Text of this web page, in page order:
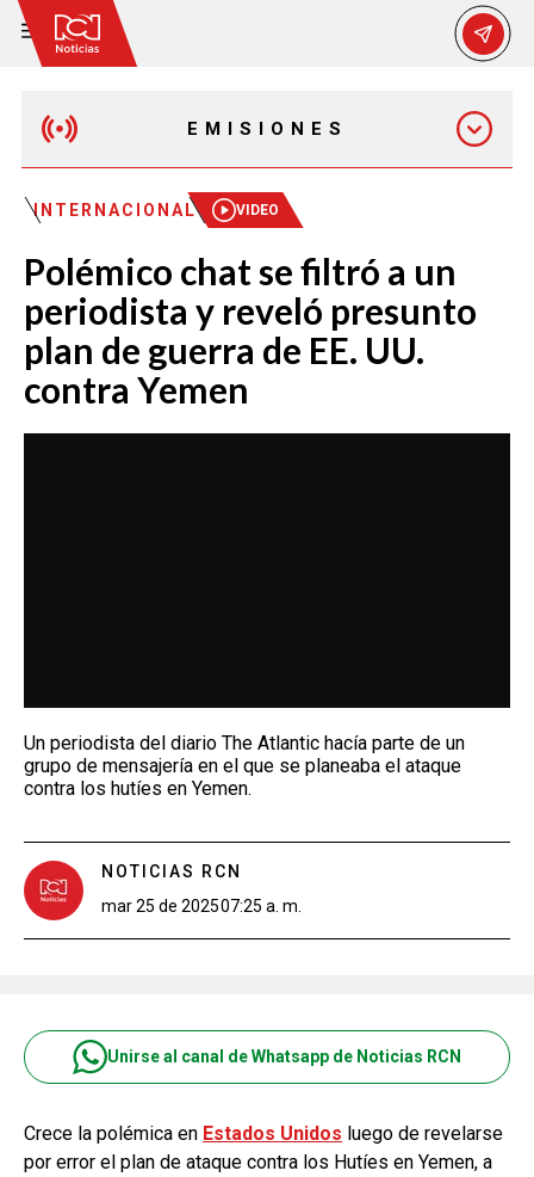
EMISIONES
EMISIÓN 12:30 PM
EMISIÓN 7:00 PM
INTERNACIONAL VIDEO
Polémico chat se filtró a un
periodista y reveló presunto
plan de guerra de EE. UU.
contra Yemen
Un periodista del diario The Atlantic hacía parte de un
grupo de mensajería en el que se planeaba el ataque
contra los hutíes en Yemen.
NOTICIAS RCN
mar 25 de 202507:25 a. m.
Unirse al canal de Whatsapp de Noticias RCN
Crece la polémica en Estados Unidos luego de revelarse
por error el plan de ataque contra los Hutíes en Yemen, a